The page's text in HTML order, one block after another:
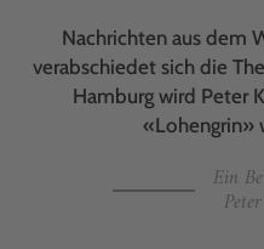
Nachrichten aus dem
verabschiedet sich die
Hamburg wird Peter
«Lohengrin»
Ein